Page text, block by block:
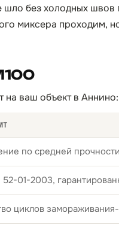
без холодных швов
миксера проходим,
на ваш объект в Аннино:
по средней
01-2003,
циклов